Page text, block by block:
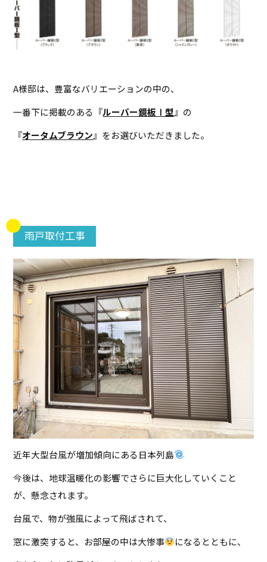
A様邸は、豊富なバリエーションの中の、
一番下に掲載のある『ルーバー鏡板Ⅰ型 』の
『オータムブラウン』をお選びいただきました。
雨戸取付工事
近年大型台風が増加傾向にある日本列島
今後は、地球温暖化の影響でさらに巨大化していくこと
が、懸念されます。
台風で、物が強風によって飛ばされて、
窓に激突すると、お部屋の中は大惨事
になるとともに、